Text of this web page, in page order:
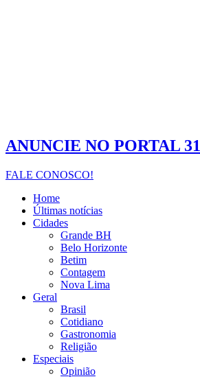
ANUNCIE NO PORTAL 31
FALE CONOSCO!
Home
Últimas notícias
Cidades
Grande BH
Belo Horizonte
Betim
Contagem
Nova Lima
Geral
Brasil
Cotidiano
Gastronomia
Religião
Especiais
Opinião